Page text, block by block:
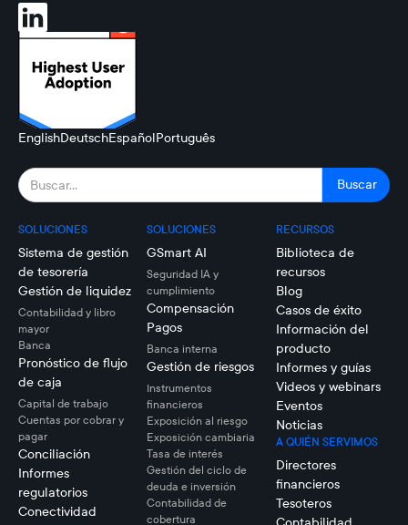
EnglishDeutschEspañolPortuguês
SOLUCIONES
Sistema de gestión
de tesorería
Gestión de liquidez
Contabilidad y libro
mayor
Banca
Pronóstico de flujo
de caja
Capital de trabajo
Cuentas por cobrar y
pagar
Conciliación
Informes
regulatorios
Conectividad
SOLUCIONES
GSmart AI
Seguridad IA y
cumplimiento
Compensación
Pagos
Banca interna
Gestión de riesgos
Instrumentos
financieros
Exposición al riesgo
Exposición cambiaria
Tasa de interés
Gestión del ciclo de
deuda e inversión
Contabilidad de
cobertura
RECURSOS
Biblioteca de
recursos
Blog
Casos de éxito
Información del
producto
Informes y guías
Videos y webinars
Eventos
Noticias
A QUIÉN SERVIMOS
Directores
financieros
Tesoteros